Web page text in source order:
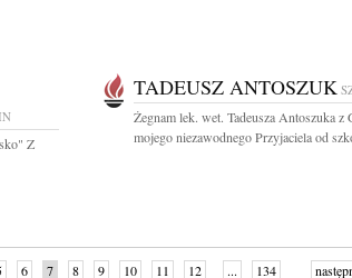
Z
TADEUSZ ANTOSZUK
Żegnam lek. wet. Tadeusza Antoszuka z
mojego niezawodnego Przyjaciela od
6 7 8 9 10 11 12 ... 134